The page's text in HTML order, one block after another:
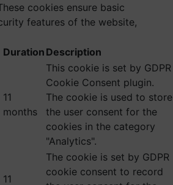
cookies ensure basic
features of the website,
Duration Description
11
months
This cookie is set by GDPR
Cookie Consent plugin.
The cookie is used to store
the user consent for the
cookies in the category
"Analytics".
11
The cookie is set by GDPR
cookie consent to record